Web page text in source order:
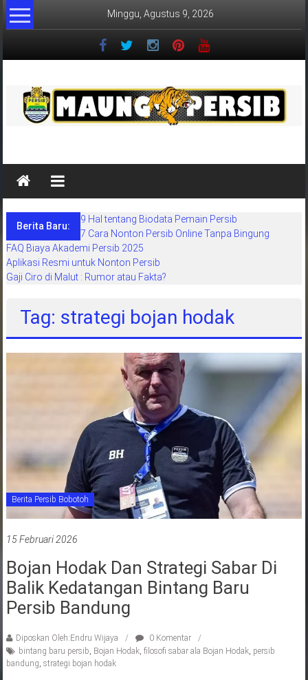
Lompat
ke
Minggu, Agustus 9, 2026
Maung
Persib
situs
berita
khusus
sepakbola
jawa
barat
indonesia
Berita Baru:
9 Hal tentang Biodata Pemain Persib
7 Cara Nonton Persib Online Tanpa Bingung
FAQ Biaya Akademi Persib 2025
Aplikasi Resmi untuk Nonton Persib
Gaji Ciro di Malut : Rumor atau Fakta?
Tag: strategi bojan hodak
Berita Persib Bobotoh
15 Februari 2026
Bojan Hodak Dan Strategi Sabar Di
Balik Kedatangan Bintang Baru
Persib Bandung
Diposkan Oleh:Endru Wijaya
0 Komentar
bintang baru persib Bojan Hodak, filosofi sabar ala Bojan Hodak, persib
bandung strategi bojan hodak